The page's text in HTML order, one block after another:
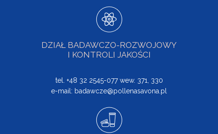
DZIAŁ BADAWCZO-ROZWOJOWY
I KONTROLI JAKOŚCI
tel. +48 32 2545-077 wew. 371, 330
e-mail: badawcze@pollenasavona.pl